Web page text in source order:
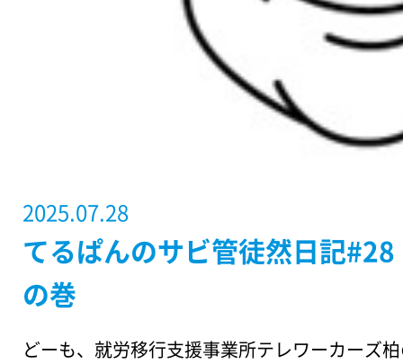
2025.07.28
てるぱんのサビ管徒然日記
の巻
どーも、就労移行支援事業所テレワーカーズ